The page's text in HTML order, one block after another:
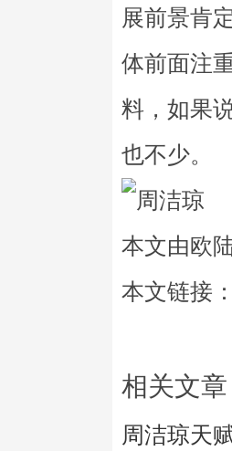
展前景肯
体前面注
料，如果
也不少。
本文由欧
本文链接
相关文章
周洁琼天